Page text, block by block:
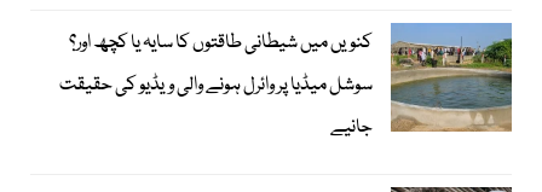
کنویں میں شیطانی طاقتوں کا سایہ یا کچھ اور؟
سوشل میڈیا پر وائرل ہونے والی ویڈیو کی حقیقت
جانیے